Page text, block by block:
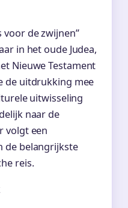
voor de zwijnen”
in het oude Judea,
Nieuwe Testament
de uitdrukking mee
uitwisseling
naar de
volgt een
de belangrijkste
reis.